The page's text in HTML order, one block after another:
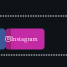
Instagram